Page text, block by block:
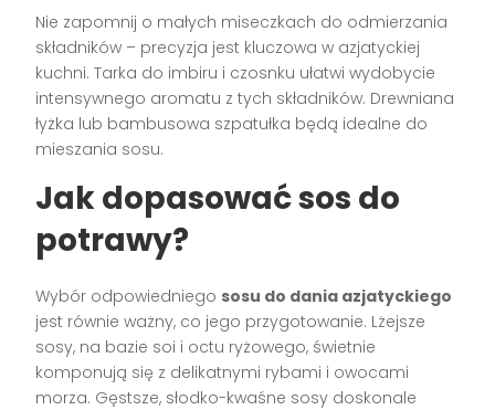
Nie zapomnij o małych miseczkach do odmierzania
składników – precyzja jest kluczowa w azjatyckiej
kuchni. Tarka do imbiru i czosnku ułatwi wydobycie
intensywnego aromatu z tych składników. Drewniana
łyżka lub bambusowa szpatułka będą idealne do
mieszania sosu.
Jak dopasować sos do
potrawy?
Wybór odpowiedniego sosu do dania azjatyckiego
jest równie ważny, co jego przygotowanie. Lżejsze
sosy, na bazie soi i octu ryżowego, świetnie
komponują się z delikatnymi rybami i owocami
morza. Gęstsze, słodko-kwaśne sosy doskonale